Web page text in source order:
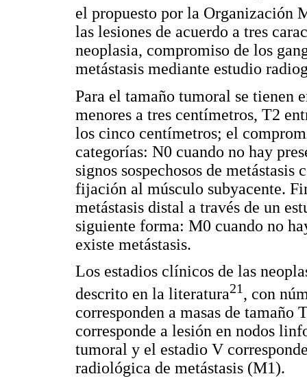
el propuesto por la Organización
las lesiones de acuerdo a tres
neoplasia, compromiso de los
metástasis mediante estudio
Para el tamaño tumoral se tienen
menores a tres centímetros, T2
los cinco centímetros; el
categorías: N0 cuando no hay
signos sospechosos de
fijación al músculo subyacente.
metástasis distal a través de un
siguiente forma: M0 cuando no
existe metástasis.
Los estadios clínicos de las
descrito en la literatura21, con
corresponden a masas de
corresponde a lesión en nodos
tumoral y el estadio V
radiológica de metástasis (M1).